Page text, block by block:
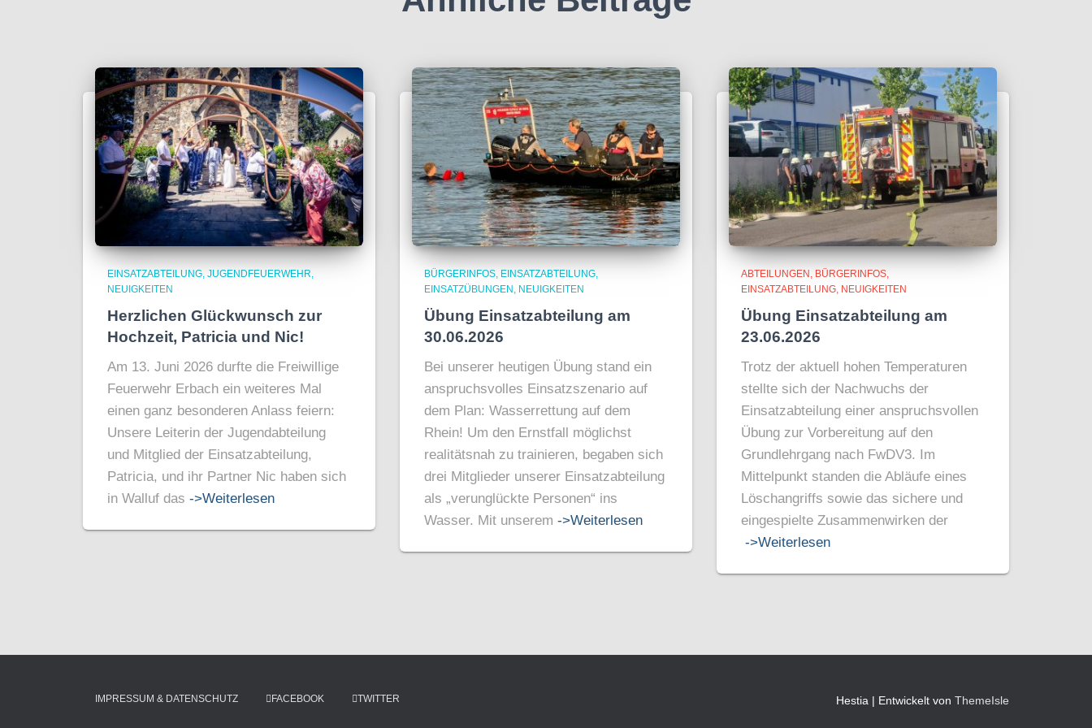
EINSATZABTEILUNG JUGENDFEUERWEHR
NEUIGKEITEN
Herzlichen Glückwunsch zur
Hochzeit, Patricia und Nic!
Am 13. Juni 2026 durfte die Freiwillige
Feuerwehr Erbach ein weiteres Mal
einen ganz besonderen Anlass feiern:
Unsere Leiterin der Jugendabteilung
und Mitglied der Einsatzabteilung,
Patricia, und ihr Partner Nic haben sich
in Walluf das ->Weiterlesen
BÜRGERINFOS EINSATZABTEILUNG
EINSATZÜBUNGEN
NEUIGKEITEN
Übung Einsatzabteilung am
30.06.2026
Bei unserer heutigen Übung stand ein
anspruchsvolles Einsatzszenario auf
dem Plan: Wasserrettung auf dem
Rhein! Um den Ernstfall möglichst
realitätsnah zu trainieren, begaben sich
drei Mitglieder unserer Einsatzabteilung
als „verunglückte Personen“ ins
Wasser. Mit unserem ->Weiterlesen
ABTEILUNGEN
BÜRGERINFOS
EINSATZABTEILUNG NEUIGKEITEN
Übung Einsatzabteilung am
23.06.2026
Trotz der aktuell hohen Temperaturen
stellte sich der Nachwuchs der
Einsatzabteilung einer anspruchsvollen
Übung zur Vorbereitung auf den
Grundlehrgang nach FwDV3. Im
Mittelpunkt standen die Abläufe eines
Löschangriffs sowie das sichere und
eingespielte Zusammenwirken der
->Weiterlesen
IMPRESSUM & DATENSCHUTZ FACEBOOK TWITTER Hestia | Entwickelt von ThemeIsle